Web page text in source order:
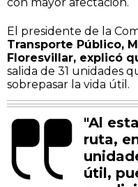
El presidente de la
Transporte Público,
Floresvillar, explicó
salida de 31 unidades
sobrepasar la vida útil.
"Al
ruta,
útil,